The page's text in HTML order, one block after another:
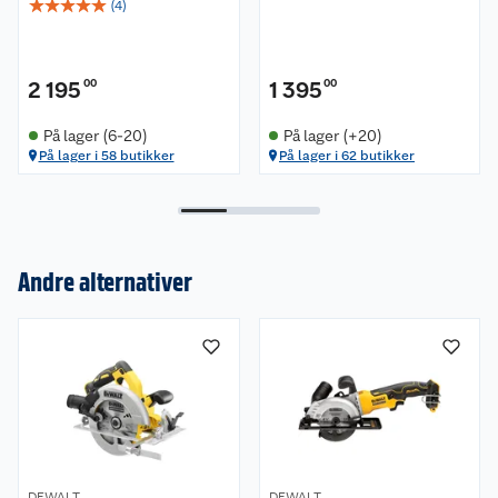
☆☆☆☆☆ (4)
2 195 00
På lager (6-20)
På lager i 58 butikker
1 395 00
På lager (+20)
På lager i 62 butikker
Andre alternativer
Kundeservice
Butikker
Våre merkevarer